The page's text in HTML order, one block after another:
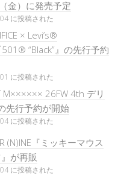
金）に発売予定
に投稿された
× Levi’s®
“Black”』の先行予約
に投稿された
M×××××× 26FW 4th デリ
先行予約が開始
に投稿された
(N)INE『ミッキーマウス
が再販
に投稿された